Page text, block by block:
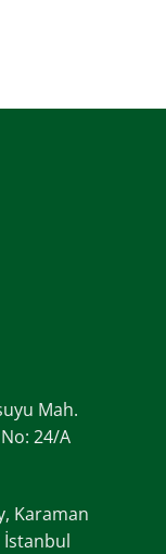
Mah.
24/A
Karaman
İstanbul